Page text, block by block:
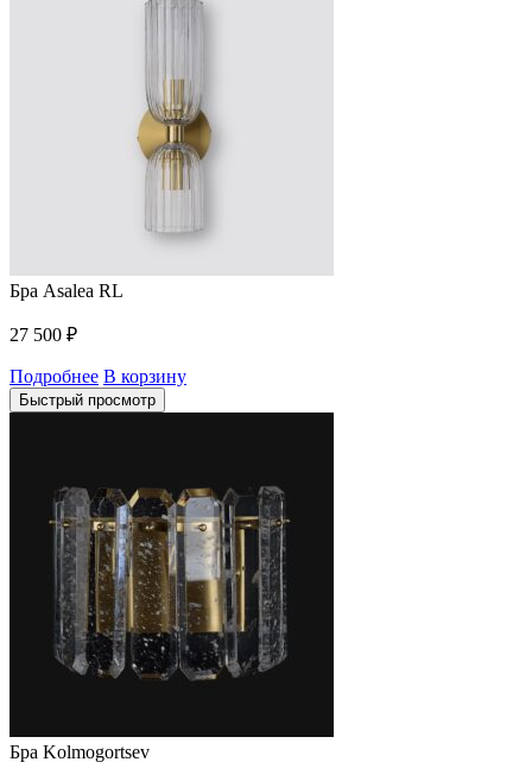
Бра Asalea RL
27 500 ₽
Подробнее В корзину
Быстрый просмотр
Бра Kolmogortsev